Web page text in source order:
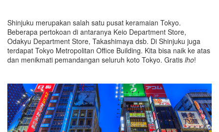
Shinjuku merupakan salah satu pusat keramaian Tokyo.
Beberapa pertokoan di antaranya Keio Department Store,
Odakyu Department Store, Takashimaya dsb. Di Shinjuku juga
terdapat Tokyo Metropolitan Office Building. Kita bisa naik ke atas
dan menikmati pemandangan seluruh koto Tokyo. Gratis lho!